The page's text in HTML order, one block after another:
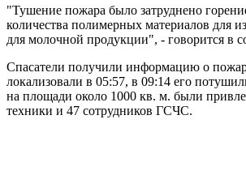
"Тушение пожара было затруднено
количества полимерных материалов для
для молочной продукции", - говорится в
Спасатели получили информацию о
локализовали в 05:57, в 09:14 его
на площади около 1000 кв. м. были
техники и 47 сотрудников ГСЧС.